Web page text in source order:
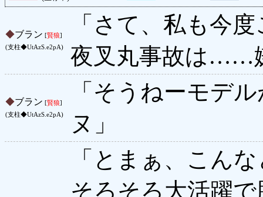
◆ブラン [賢狼]
(支柱◆UtAzS.e2pA)
「さて、私も今
夜叉丸事故は
◆ブラン [賢狼]
(支柱◆UtAzS.e2pA)
「そうねーモデ
ヌ」
「とまぁ、こん
そろそろ大活躍